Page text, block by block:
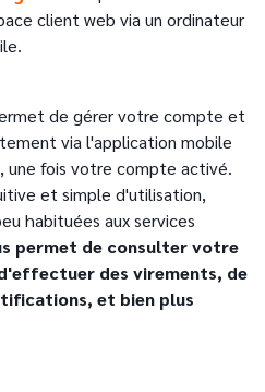
client web via un ordinateur
de gérer votre compte et
via l'application mobile
une fois votre compte activé.
et simple d'utilisation,
habituées aux services
permet de consulter votre
des virements, de
et bien plus